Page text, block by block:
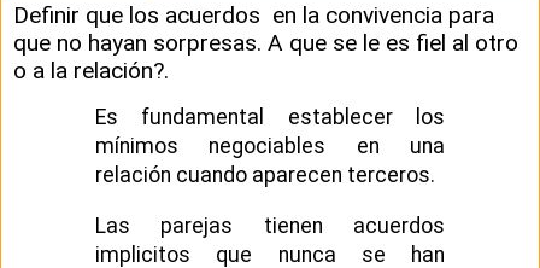
Definir que los acuerdos en la convivencia para
que no hayan sorpresas. A que se le es fiel al otro
o a la relación?.
Es fundamental establecer los
mínimos negociables en una
relación cuando aparecen terceros.
Las parejas tienen acuerdos
implicitos que nunca se han